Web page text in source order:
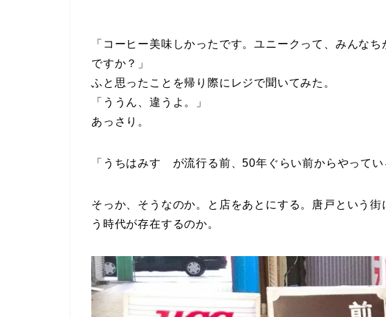
「コーヒー美味しかったです。ユニークって、みんな
ですか？」
ふと思ったことを帰り際にレジで聞いてみた。
「ううん、違うよ。」
あっさり。
「うちはみすゞが流行る前、50年ぐらい前からやってい
そっか、そうなのか。と店をあとにする。唐戸という
う時代が存在するのか。